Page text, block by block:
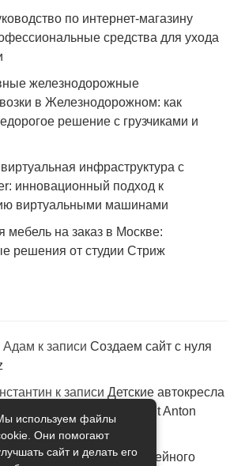
по интернет-магазину
средства для ухода
железнодорожные
в Железнодорожном: как
решение с грузчиками и
инфраструктура с
инновационный подход к
виртуальными машинами
мебель на заказ в Москве:
решения от студии Стриж
Адам к записиСоздаем сайт с нуля
к записиДетские автокресла
1-2-3 (1-2-3) цвет St Anton
к записиУслуги семейного
используем файлы
Они помогают
сайт и делать его